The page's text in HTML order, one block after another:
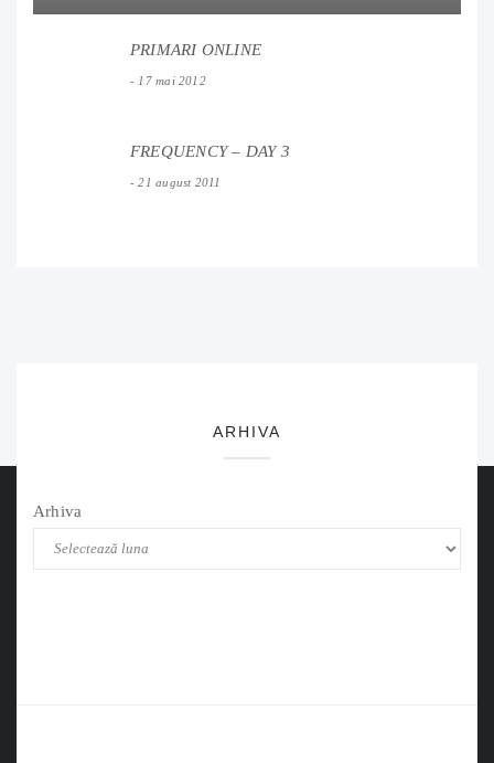
PRIMARI ONLINE
17 mai 2012
FREQUENCY – DAY 3
21 august 2011
ARHIVA
Arhiva